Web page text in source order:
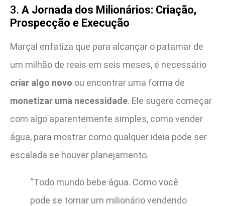
3. A Jornada dos Milionários: Criação,
Prospecção e Execução
Marçal enfatiza que para alcançar o patamar de
um milhão de reais em seis meses, é necessário
criar algo novo ou encontrar uma forma de
monetizar uma necessidade. Ele sugere começar
com algo aparentemente simples, como vender
água, para mostrar como qualquer ideia pode ser
escalada se houver planejamento.
“Todo mundo bebe água. Como você
pode se tornar um milionário vendendo